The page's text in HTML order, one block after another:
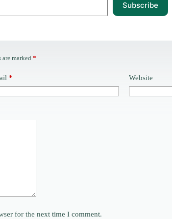
Subscribe
marked*
* Website
for the next time I comment.